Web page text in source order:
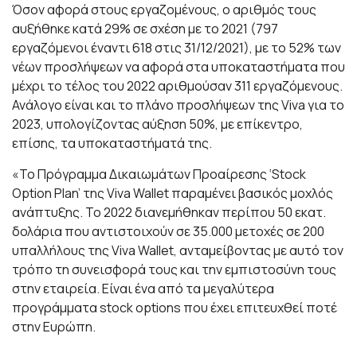
Όσον αφορά στους εργαζομένους, ο αριθμός τους
αυξήθηκε κατά 29% σε σχέση με το 2021 (797
εργαζόμενοι έναντι 618 στις 31/12/2021), με το 52% των
νέων προσλήψεων να αφορά στα υποκαταστήματα που
μέχρι το τέλος του 2022 αριθμούσαν 311 εργαζόμενους.
Ανάλογο είναι και το πλάνο προσλήψεων της Viva για το
2023, υπολογίζοντας αύξηση 50%, με επίκεντρο,
επίσης, τα υποκαταστήματά της.
«Το Πρόγραμμα Δικαιωμάτων Προαίρεσης ‘Stock
Option Plan’ της Viva Wallet παραμένει βασικός μοχλός
ανάπτυξης. Το 2022 διανεμήθηκαν περίπου 50 εκατ.
δολάρια που αντιστοιχούν σε 35.000 μετοχές σε 200
υπαλλήλους της Viva Wallet, ανταμείβοντας με αυτό τον
τρόπο τη συνεισφορά τους και την εμπιστοσύνη τους
στην εταιρεία. Είναι ένα από τα μεγαλύτερα
προγράμματα stock options που έχει επιτευχθεί ποτέ
στην Ευρώπη.